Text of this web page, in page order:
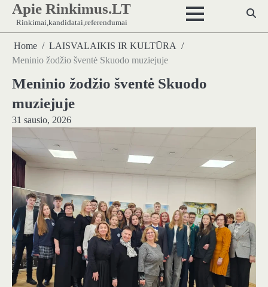
Skip
content
Apie Rinkimus.LT
Rinkimai,kandidatai,referendumai
Home
LAISVALAIKIS IR KULTŪRA
Meninio žodžio šventė Skuodo muziejuje
Meninio žodžio šventė Skuodo
muziejuje
31 sausio, 2026